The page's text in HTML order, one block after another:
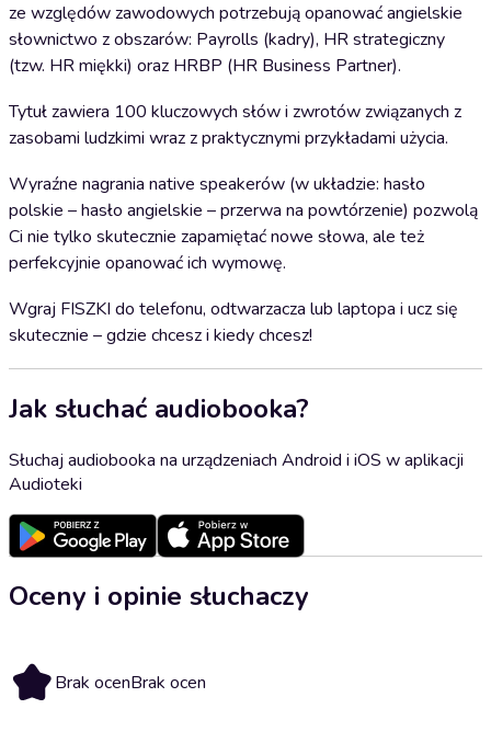
ze względów zawodowych potrzebują opanować angielskie
słownictwo z obszarów: Payrolls (kadry), HR strategiczny
(tzw. HR miękki) oraz HRBP (HR Business Partner).
Tytuł zawiera 100 kluczowych słów i zwrotów związanych z
zasobami ludzkimi wraz z praktycznymi przykładami użycia.
Wyraźne nagrania native speakerów (w układzie: hasło
polskie – hasło angielskie – przerwa na powtórzenie) pozwolą
Ci nie tylko skutecznie zapamiętać nowe słowa, ale też
perfekcyjnie opanować ich wymowę.
Wgraj FISZKI do telefonu, odtwarzacza lub laptopa i ucz się
skutecznie – gdzie chcesz i kiedy chcesz!
Jak słuchać audiobooka?
Słuchaj audiobooka na urządzeniach Android i iOS w aplikacji
Audioteki
Oceny i opinie słuchaczy
Brak ocenBrak ocen